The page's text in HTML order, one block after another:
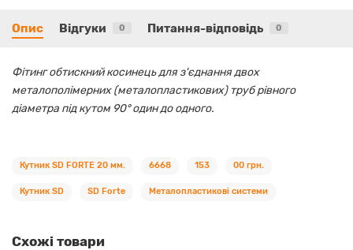
Опис Відгуки 0 Питання-відповідь 0
Фітинг обтискний косинець для з'єднання двох
металополімерних (металопластикових) труб рівного
діаметра під кутом 90° один до одного.
Кутник SD FORTE 20 мм. 6668 153 00 грн.
Кутник SD SD Forte Металопластикові системи
Схожі товари